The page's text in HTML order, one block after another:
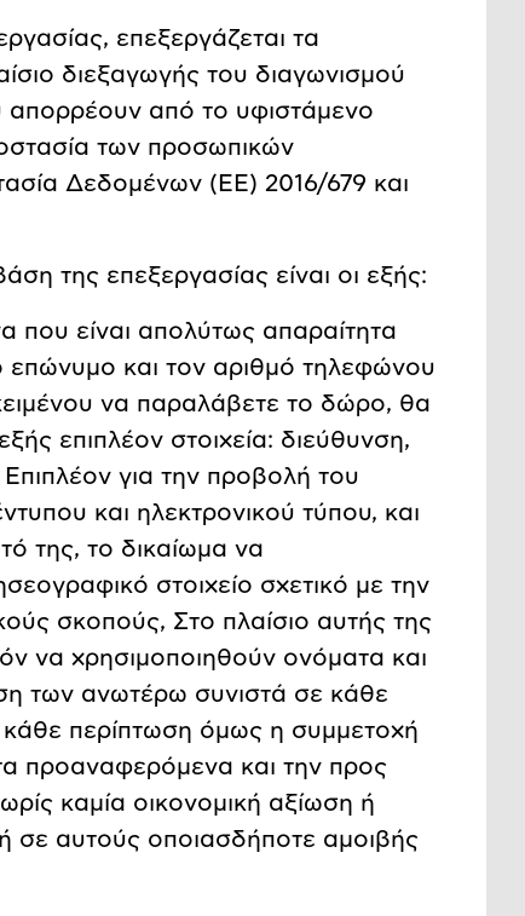
επεξεργάζεται τα
διεξαγωγής του διαγωνισμού
απορρέουν από το υφιστάμενο
των προσωπικών
Δεδομένων (ΕΕ) 2016/679 και
της επεξεργασίας είναι οι εξής:
που είναι απολύτως απαραίτητα
επώνυμο και τον αριθμό τηλεφώνου
να παραλάβετε το δώρο, θα
επιπλέον στοιχεία: διεύθυνση,
για την προβολή του
και ηλεκτρονικού τύπου, και
της, το δικαίωμα να
στοιχείο σχετικό με την
σκοπούς, Στο πλαίσιο αυτής της
να χρησιμοποιηθούν ονόματα και
των ανωτέρω συνιστά σε κάθε
περίπτωση όμως η συμμετοχή
προαναφερόμενα και την προς
καμία οικονομική αξίωση ή
σε αυτούς οποιασδήποτε αμοιβής